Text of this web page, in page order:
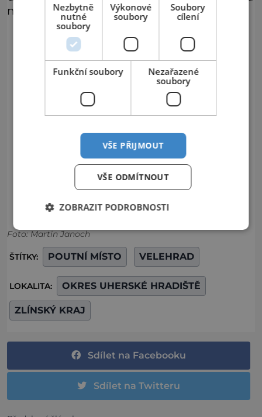
nádvoří před bazilikou.
Foto: Martin Janoch
ŠTÍTKY: POUTNÍ MÍSTO VELEHRAD
LOKALITA: OKRES UHERSKÉ HRADIŠTĚ
ZLÍNSKÝ KRAJ
Sdílet na Facebooku
Sdílet na Twitteru
Nezbytně
nutné
soubory
Výkonové
soubory
Soubory
cílení
Funkční soubory
Nezařazené
soubory
VŠE PŘIJMOUT
VŠE ODMÍTNOUT
ZOBRAZIT PODROBNOSTI